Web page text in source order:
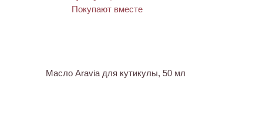
Масло Aravia для кутикулы, 50 мл